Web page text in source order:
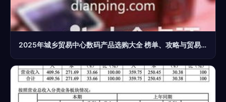
2025年城乡贸易中心数码产品选购大全 榜单、攻略与贸易经纪指南